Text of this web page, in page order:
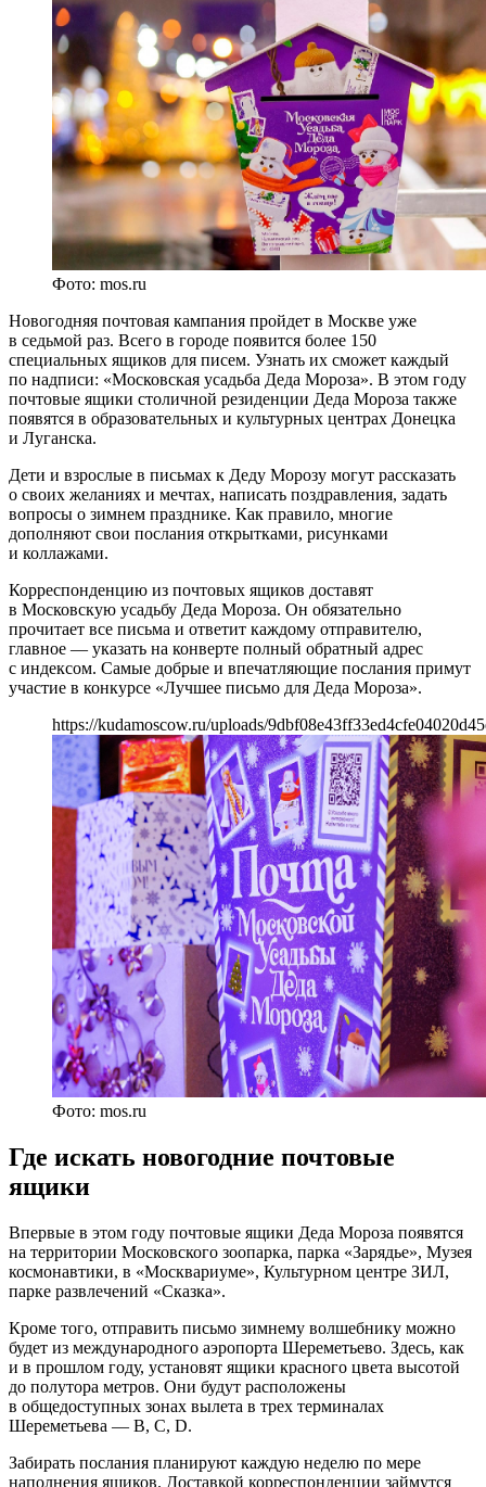
Фото: mos.ru
Новогодняя почтовая кампания пройдет в Москве уже
в седьмой раз. Всего в городе появится более 150
специальных ящиков для писем. Узнать их сможет каждый
по надписи: «Московская усадьба Деда Мороза». В этом году
почтовые ящики столичной резиденции Деда Мороза также
появятся в образовательных и культурных центрах Донецка
и Луганска.
Дети и взрослые в письмах к Деду Морозу могут рассказать
о своих желаниях и мечтах, написать поздравления, задать
вопросы о зимнем празднике. Как правило, многие
дополняют свои послания открытками, рисунками
и коллажами.
Корреспонденцию из почтовых ящиков доставят
в Московскую усадьбу Деда Мороза. Он обязательно
прочитает все письма и ответит каждому отправителю,
главное — указать на конверте полный обратный адрес
с индексом. Самые добрые и впечатляющие послания примут
участие в конкурсе «Лучшее письмо для Деда Мороза».
https://kudamoscow.ru/uploads/
Фото: mos.ru
Где искать новогодние почтовые
ящики
Впервые в этом году почтовые ящики Деда Мороза появятся
на территории Московского зоопарка, парка «Зарядье», Музея
космонавтики, в «Москвариуме», Культурном центре ЗИЛ,
парке развлечений «Сказка».
Кроме того, отправить письмо зимнему волшебнику можно
будет из международного аэропорта Шереметьево. Здесь, как
и в прошлом году, установят ящики красного цвета высотой
до полутора метров. Они будут расположены
в общедоступных зонах вылета в трех терминалах
Шереметьева — B, С, D.
Забирать послания планируют каждую неделю по мере
наполнения ящиков. Доставкой корреспонденции займутся